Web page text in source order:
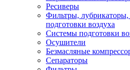
Ресиверы
Фильтры, лубрикаторы,
подготовки воздуха
Системы подготовки
Осушители
Безмасляные
Сепараторы